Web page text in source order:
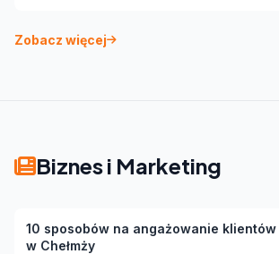
Zobacz więcej
Biznes i Marketing
10 sposobów na angażowanie klientów
w Chełmży